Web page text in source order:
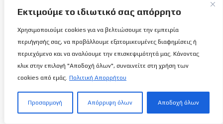
Εκτιμούμε το ιδιωτικό σας απόρρητο
Χρησιμοποιούμε cookies για να βελτιώσουμε την εμπειρία
περιήγησής σας, να προβάλλουμε εξατομικευμένες διαφημίσεις ή
περιεχόμενο και να αναλύουμε την επισκεψιμότητά μας. Κάνοντας
κλικ στην επιλογή "Αποδοχή όλων", συναινείτε στη χρήση των
cookies από εμάς. Πολιτική Απορρήτου
Προσαρμογή Απόρριψη όλων Αποδοχή όλων
6 ΑΥΓΟΎΣΤΟΥ 2026
Social
Σχετικά με εμάς